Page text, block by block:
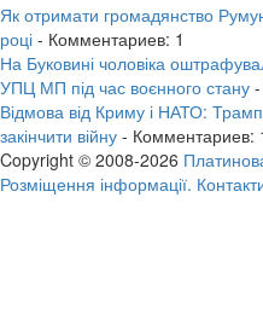
Як отримати громадянство
році - Комментариев: 1
На Буковині чоловіка
УПЦ МП під час воєнного стану
Відмова від Криму і НАТО:
закінчити війну - Комментариев:
Copyright © 2008-2026
Розміщення інформації.